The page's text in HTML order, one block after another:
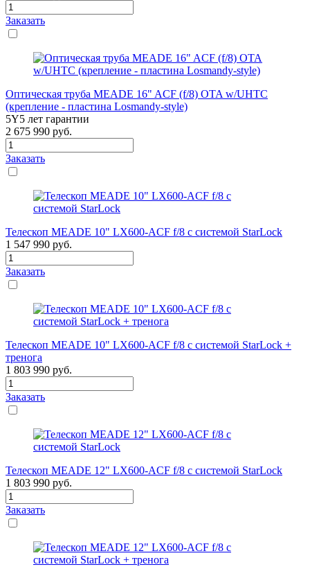
Заказать
Оптическая труба MEADE 16" ACF (f/8) OTA w/UHTC
(крепление - пластина Losmandy-style)
5Y5 лет гарантии
2 675 990 руб.
Заказать
Телескоп MEADE 10" LX600-ACF f/8 с системой StarLock
1 547 990 руб.
Заказать
Телескоп MEADE 10" LX600-ACF f/8 с системой StarLock +
тренога
1 803 990 руб.
Заказать
Телескоп MEADE 12" LX600-ACF f/8 с системой StarLock
1 803 990 руб.
Заказать